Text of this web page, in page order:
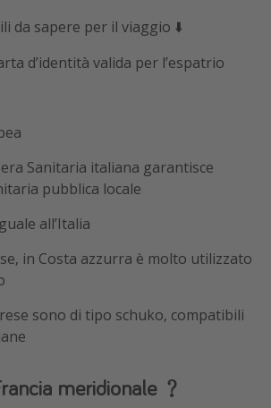
da sapere per il viaggio ⬇️
d’identità valida per l’espatrio
Sanitaria italiana garantisce
pubblica locale
all’Italia
in Costa azzurra è molto utilizzato
sono di tipo schuko, compatibili
meridionale ﹖